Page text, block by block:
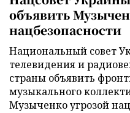
объявить
нацбезопасности
Национальный совет
телевидения и
страны объявить
музыкального
Музыченко угрозой